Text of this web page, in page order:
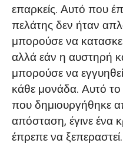
επαρκείς. Αυτό που
πελάτης δεν ήταν
μπορούσε να
αλλά εάν η αυστηρή
μπορούσε να
κάθε μονάδα. Αυτό
που δημιουργήθηκε
απόσταση, έγινε ένα
έπρεπε να ξεπεραστεί.